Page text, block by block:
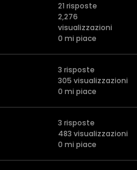
21 risposte
2,276
visualizzazioni
0 mi piace
3 risposte
305 visualizzazioni
0 mi piace
3 risposte
483 visualizzazioni
0 mi piace